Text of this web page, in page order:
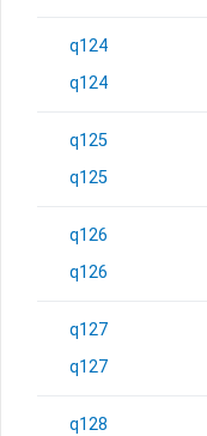
q124
q124
q125
q125
q126
q126
q127
q127
q128